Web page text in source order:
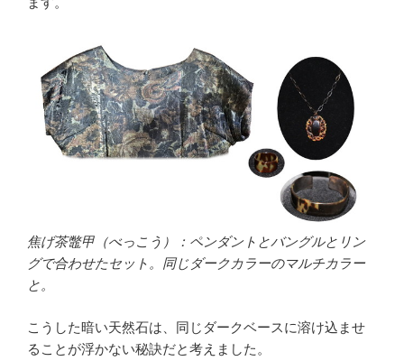
焦げ茶鼈甲（べっこう）：ペンダントとバングルとリン
グで合わせたセット。同じダークカラーのマルチカラー
と。
こうした暗い天然石は、同じダークベースに溶け込ませ
ることが浮かない秘訣だと考えました。